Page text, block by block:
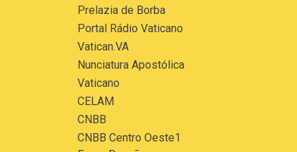
Prelazia de Borba
Portal Rádio Vaticano
Vatican.VA
Nunciatura Apostólica
Vaticano
CELAM
CNBB
CNBB Centro Oeste1